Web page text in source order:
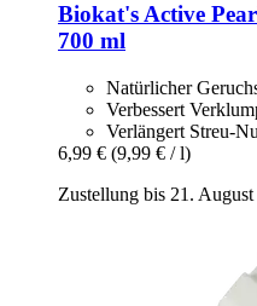
Biokat's Active
700 ml
Natürlicher
Verbessert
Verlängert Streu-
6,99 € (9,99 € / l)
Zustellung bis 21. August